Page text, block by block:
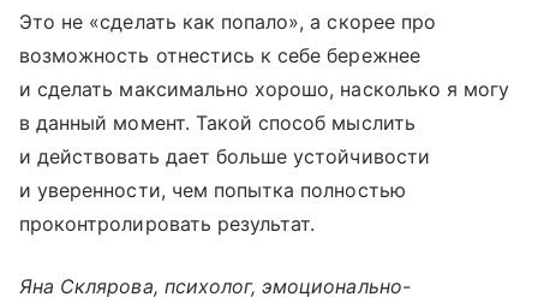
Это не «сделать как попало», а скорее про
возможность отнестись к себе бережнее
и сделать максимально хорошо, насколько я могу
в данный момент. Такой способ мыслить
и действовать дает больше устойчивости
и уверенности, чем попытка полностью
проконтролировать результат.
Яна Склярова, психолог, эмоционально-